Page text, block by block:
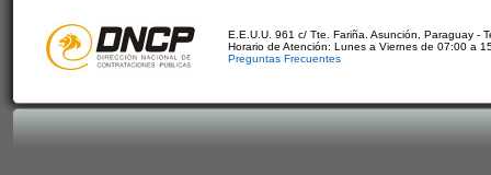
E.E.U.U. 961 c/ Tte. Fariña. Asunción, Paraguay -
Horario de Atención: Lunes a Viernes de 07:00 a
Preguntas Frecuentes